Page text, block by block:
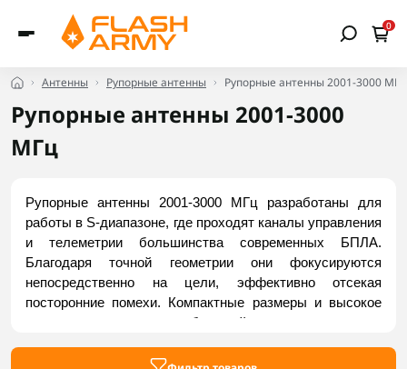
0
Антенны Рупорные антенны Рупорные антенны 2001-3000 МГц
Рупорные антенны 2001-3000
МГц
Рупорные антенны 2001-3000 МГц разработаны для
работы в S-диапазоне, где проходят каналы управления
и телеметрии большинства современных БПЛА.
Благодаря точной геометрии они фокусируются
непосредственно на цели, эффективно отсекая
посторонние помехи. Компактные размеры и высокое
усиление гарантируют стабильный линк и минимальные
для направленной связи, радиомониторинга и задач